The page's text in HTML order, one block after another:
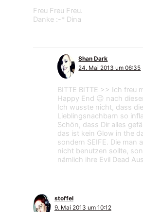
Freu Freu Freu.
Danke :-* Dina
Shan Dark
24. Mai 2013 um 06:35
BITTE BITTE >> Ich freu
Happy End 😉 nach
Ich wusste nicht, dass
Lieblingsnachbarn so
Schön, dass Dir alles
das ist kein Glow in the
sondern SEIFE. Die man
nicht benutzen sollte,
nämlich ihre Evil Dead
stoffel
9. Mai 2013 um 10:12